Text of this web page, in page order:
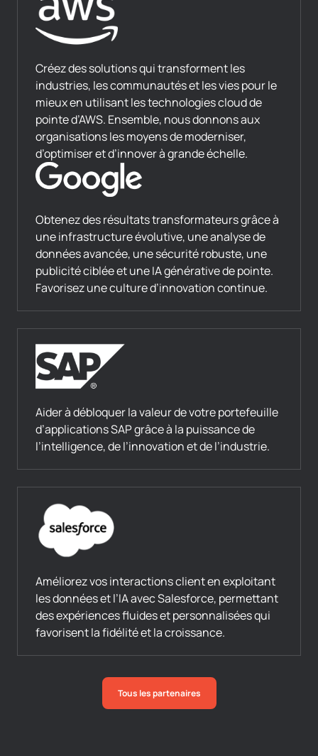
Créez des solutions qui transforment les
industries, les communautés et les vies pour le
mieux en utilisant les technologies cloud de
pointe d’AWS. Ensemble, nous donnons aux
organisations les moyens de moderniser,
d’optimiser et d’innover à grande échelle.
Obtenez des résultats transformateurs grâce à
une infrastructure évolutive, une analyse de
données avancée, une sécurité robuste, une
publicité ciblée et une IA générative de pointe.
Favorisez une culture d’innovation continue.
Aider à débloquer la valeur de votre portefeuille
d’applications SAP grâce à la puissance de
l’intelligence, de l’innovation et de l’industrie.
Améliorez vos interactions client en exploitant
les données et l’IA avec Salesforce, permettant
des expériences fluides et personnalisées qui
favorisent la fidélité et la croissance.
Tous les partenaires